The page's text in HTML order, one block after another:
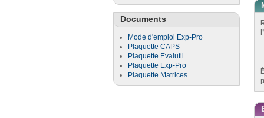
Documents
Mode d'emploi Exp-Pro
Plaquette CAPS
Plaquette Evalutil
Plaquette Exp-Pro
Plaquette Matrices